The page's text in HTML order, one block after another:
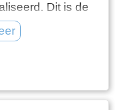
Dit is de
die hierop uit
de boerderij. Bij
op deze